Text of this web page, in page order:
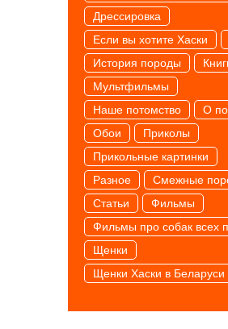
Дрессировка
Если вы хотите Хаски
История породы
Мультфильмы
Наше потомство
О
Обои
Приколы
Прикольные картинки
Разное
Смежные
Статьи
Фильмы
Фильмы про собак всех
Щенки
Щенки Хаски в Беларуси